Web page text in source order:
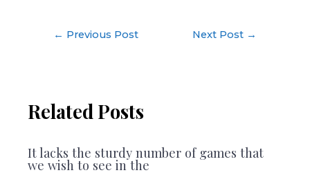
← Previous Post Next Post →
Related Posts
It lacks the sturdy number of games that
we wish to see in the